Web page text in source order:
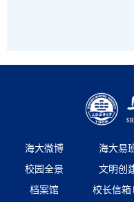
海大微博 海大易
校园全景
文明创
档案馆
校长信箱